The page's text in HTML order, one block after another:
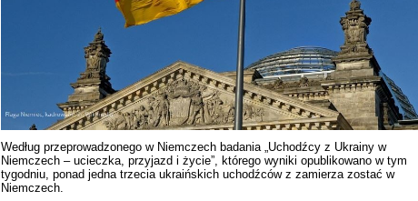
Według przeprowadzonego w Niemczech badania „Uchodźcy z Ukrainy w
Niemczech – ucieczka, przyjazd i życie”, którego wyniki opublikowano w tym
tygodniu, ponad jedna trzecia ukraińskich uchodźców z zamierza zostać w
Niemczech.
Rekonstrukcja wydarzeń z 1
1918 roku we Lwowie